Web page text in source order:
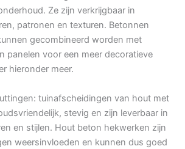
Ze zijn verkrijgbaar in
patronen en texturen. Betonnen
gecombineerd worden met
panelen voor een meer decoratieve
hieronder meer.
tuinafscheidingen van hout met
stevig en zijn leverbaar in
en stijlen. Hout beton hekwerken zijn
weersinvloeden en kunnen dus goed